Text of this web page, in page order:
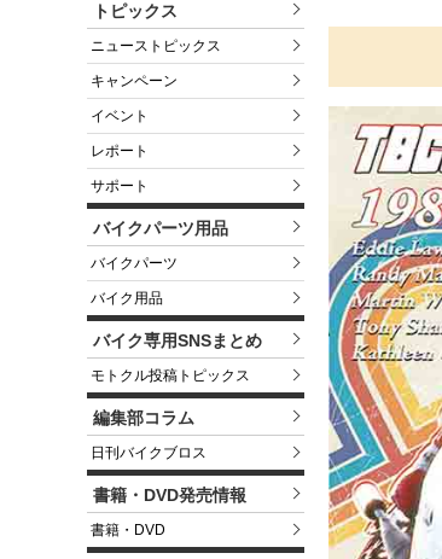
トピックス
ニューストピックス
キャンペーン
イベント
レポート
サポート
バイクパーツ用品
バイクパーツ
バイク用品
バイク専用SNSまとめ
モトクル投稿トピックス
編集部コラム
日刊バイクブロス
書籍・DVD発売情報
書籍・DVD